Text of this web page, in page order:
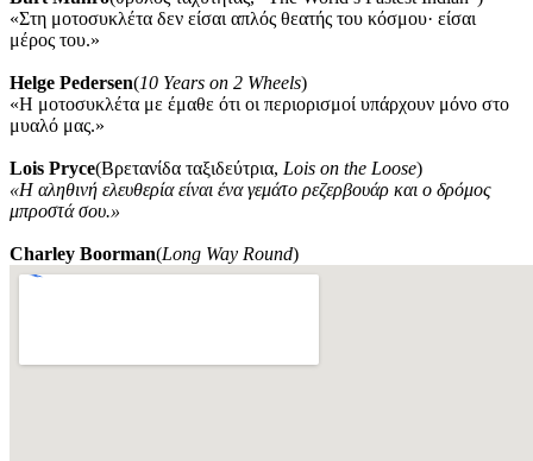
«Στη μοτοσυκλέτα δεν είσαι απλός θεατής του κόσμου· είσαι
μέρος του.»
Helge Pedersen(10 Years on 2 Wheels)
«Η μοτοσυκλέτα με έμαθε ότι οι περιορισμοί υπάρχουν μόνο στο
μυαλό μας.»
Lois Pryce(Βρετανίδα ταξιδεύτρια, Lois on the Loose)
«Η αληθινή ελευθερία είναι ένα γεμάτο ρεζερβουάρ και ο δρόμος
μπροστά σου.»
Charley Boorman(Long Way Round)